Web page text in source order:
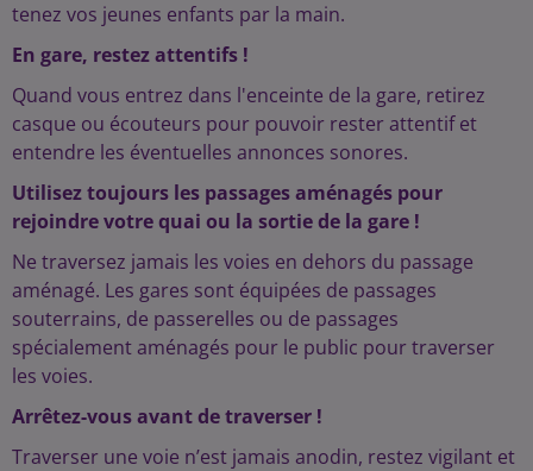
tenez vos jeunes enfants par la main.
En gare, restez attentifs !
Quand vous entrez dans l'enceinte de la gare, retirez
casque ou écouteurs pour pouvoir rester attentif et
entendre les éventuelles annonces sonores.
Utilisez toujours les passages aménagés pour
rejoindre votre quai ou la sortie de la gare !
Ne traversez jamais les voies en dehors du passage
aménagé. Les gares sont équipées de passages
souterrains, de passerelles ou de passages
spécialement aménagés pour le public pour traverser
les voies.
Arrêtez-vous avant de traverser !
Traverser une voie n’est jamais anodin, restez vigilant et